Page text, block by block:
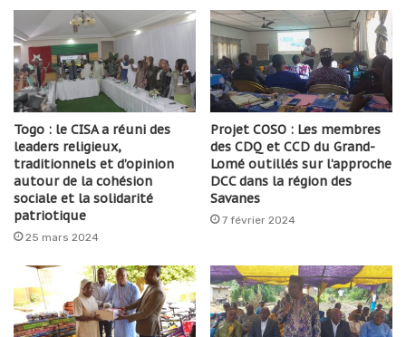
Togo : le CISA a réuni des
leaders religieux,
traditionnels et d’opinion
autour de la cohésion
sociale et la solidarité
patriotique
25 mars 2024
Projet COSO : Les membres
des CDQ et CCD du Grand-
Lomé outillés sur l’approche
DCC dans la région des
Savanes
7 février 2024